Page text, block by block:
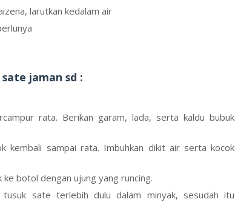
larutkan kedalam air
jaman sd :
rata. Berikan garam, lada, serta kaldu bubuk
kembali sampai rata. Imbuhkan dikit air serta kocok
botol dengan ujung yang runcing.
tusuk sate terlebih dulu dalam minyak, sesudah itu